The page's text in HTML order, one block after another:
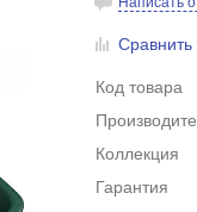
Сравнить
Код товара
Коллекция
Гарантия